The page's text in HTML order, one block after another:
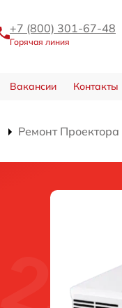
+7 (800) 301-67-48
Горячая линия
Вакансии Контакты
Ремонт